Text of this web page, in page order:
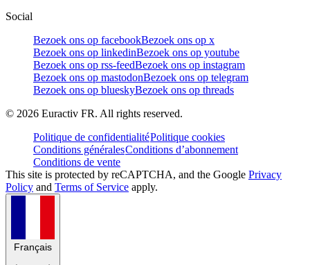
Social
Bezoek ons op facebookBezoek ons op x
Bezoek ons op linkedinBezoek ons op youtube
Bezoek ons op rss-feedBezoek ons op instagram
Bezoek ons op mastodonBezoek ons op telegram
Bezoek ons op blueskyBezoek ons op threads
© 2026 Euractiv FR. All rights reserved.
Politique de confidentialitéPolitique cookies
Conditions généralesConditions d’abonnement
Conditions de vente
This site is protected by reCAPTCHA, and the Google Privacy
Policy and Terms of Service apply.
Français